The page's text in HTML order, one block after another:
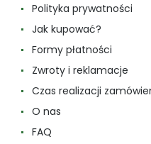
Polityka prywatności
Jak kupować?
Formy płatności
Zwroty i reklamacje
Czas realizacji
O nas
FAQ